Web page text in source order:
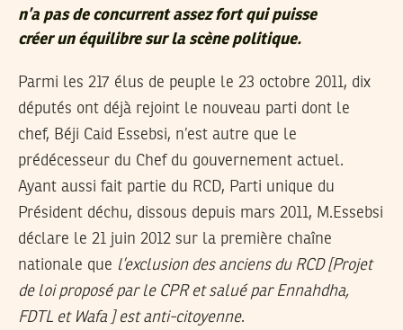
n’a pas de concurrent assez fort qui puisse
créer un équilibre sur la scène politique.
Parmi les 217 élus de peuple le 23 octobre 2011, dix
députés ont déjà rejoint le nouveau parti dont le
chef, Béji Caid Essebsi, n’est autre que le
prédécesseur du Chef du gouvernement actuel.
Ayant aussi fait partie du RCD, Parti unique du
Président déchu, dissous depuis mars 2011, M.Essebsi
déclare le 21 juin 2012 sur la première chaîne
nationale que l’exclusion des anciens du RCD [Projet
de loi proposé par le CPR et salué par Ennahdha,
FDTL et Wafa ] est anti-citoyenne.